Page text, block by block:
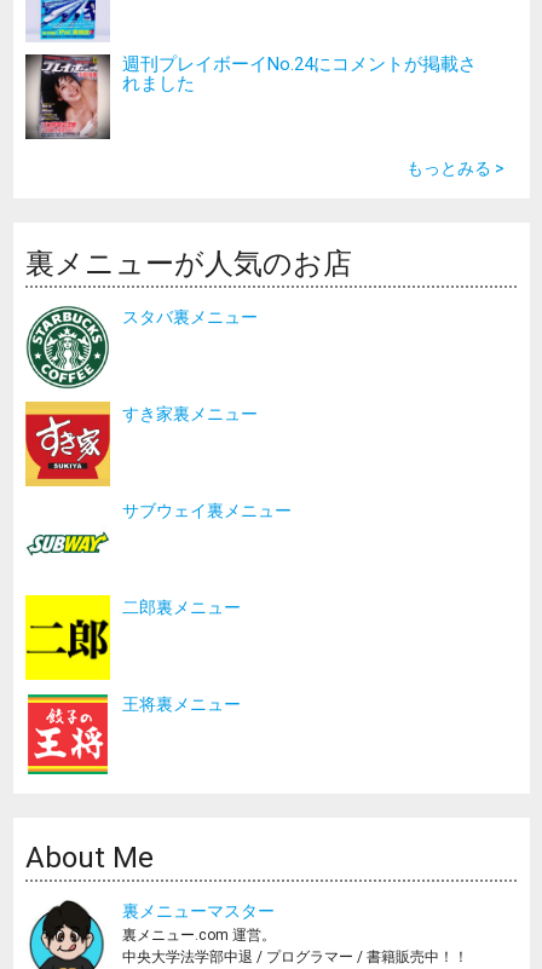
週刊プレイボーイNo.24にコメントが掲載さ
れました
もっとみる >
裏メニューが人気のお店
スタバ裏メニュー
すき家裏メニュー
サブウェイ裏メニュー
二郎裏メニュー
王将裏メニュー
About Me
裏メニューマスター
裏メニュー.com 運営。
中央大学法学部中退 / プログラマー / 書籍販売中！！